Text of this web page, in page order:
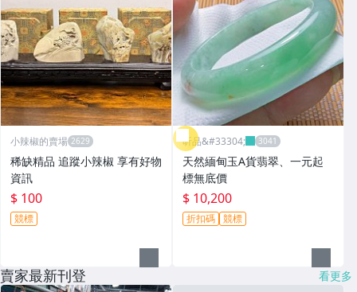
小辣椒的賣場
稀缺精品 追蹤小辣椒 享有好物
資訊
$ 100
競標
昕品&#33304;
天然緬甸玉A貨翡翠、一元起
標無底價
$ 10,200
折扣碼 競標
賣家最新刊登 看更多